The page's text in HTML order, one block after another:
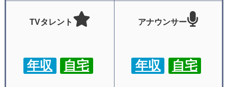
TVタレント
年収 自宅
アナウンサー
年収 自宅